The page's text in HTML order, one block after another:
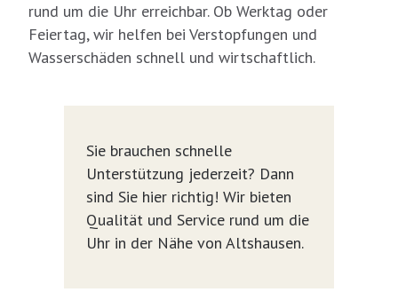
rund um die Uhr erreichbar. Ob Werktag oder
Feiertag, wir helfen bei Verstopfungen und
Wasserschäden schnell und wirtschaftlich.
Sie brauchen schnelle
Unterstützung jederzeit? Dann
sind Sie hier richtig! Wir bieten
Qualität und Service rund um die
Uhr in der Nähe von Altshausen.